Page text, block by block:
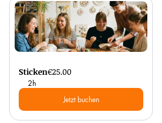
Sticken€25.00
2h
Jetzt buchen